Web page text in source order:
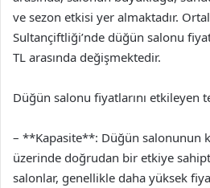
ve sezon etkisi yer almaktadır.
Sultançiftliği’nde düğün salonu
TL arasında değişmektedir.
Düğün salonu fiyatlarını etkileyen
– **Kapasite**: Düğün salonunun
üzerinde doğrudan bir etkiye
salonlar, genellikle daha yüksek